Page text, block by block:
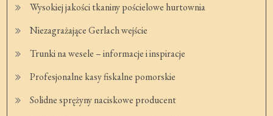
Wysokiej jakości tkaniny pościelowe hurtownia
Niezagrażające Gerlach wejście
Trunki na wesele – informacje i inspiracje
Profesjonalne kasy fiskalne pomorskie
Solidne sprężyny naciskowe producent